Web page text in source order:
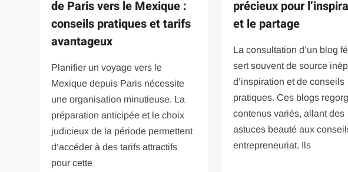
de Paris vers le Mexique :
conseils pratiques et tarifs
avantageux
Planifier un voyage vers le
Mexique depuis Paris nécessite
une organisation minutieuse. La
préparation anticipée et le choix
judicieux de la période permettent
d’accéder à des tarifs attractifs
pour cette
précieux pour
et le partage
La consultation d’un blog
sert souvent de source
d’inspiration et de conseils
pratiques. Ces blogs
contenus variés, allant des
astuces beauté aux
entrepreneuriat. Ils